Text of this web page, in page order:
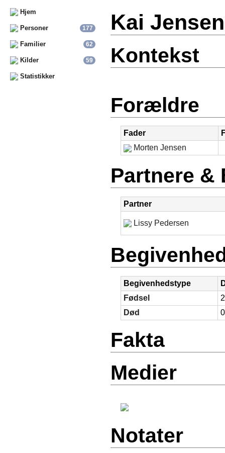
Hjem
177
Personer
62
Familier
59
Kilder
Statistikker
Kai
Kontekst
Forældre
Fader
Morten Jensen
Partnere &
Partner
Lissy Pedersen
Begivenhedstype
Fødsel
Død
Fakta
Medier
Notater